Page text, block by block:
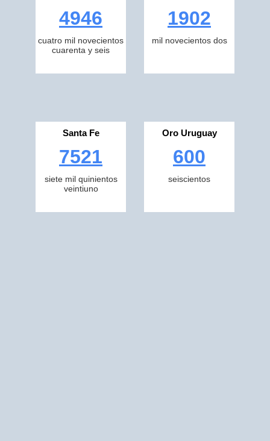
4946
cuatro mil novecientos
cuarenta y seis
1902
mil novecientos dos
Santa Fe
7521
siete mil quinientos
veintiuno
Oro Uruguay
600
seiscientos